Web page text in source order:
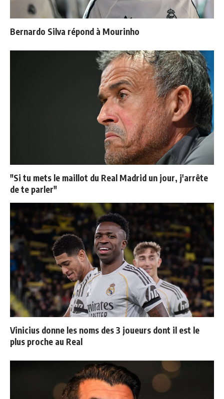
Bernardo Silva répond à Mourinho
"Si tu mets le maillot du Real Madrid un jour, j'arrête
de te parler"
Vinicius donne les noms des 3 joueurs dont il est le
plus proche au Real